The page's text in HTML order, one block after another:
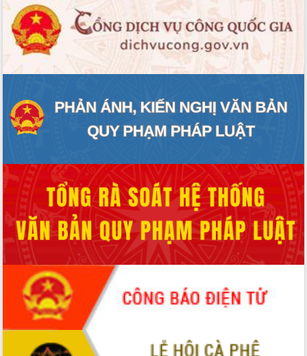
Tăng cường giám sát, đôn đốc thực
hiện nhiệm vụ quản lý tài sản công
hàng tuần
Tháo gỡ những vướng mắc, đẩy mạnh
công tác cải cách thủ tục hành chính
công tỉnh
Đắk Lắk: Tôn vinh 46 giải pháp tại Hội
thi Sáng tạo Kỹ thuật 2024 - 2025
về phát triển nuôi trồng thủy sản
Phó Chủ tịch UBND tỉnh Đắk Lắk
Trương Công Thái kiểm tra thực địa
Dự án cao tốc Khánh Hòa - Buôn Ma
Thuột
Định vị cà phê Việt Nam như một “di
sản sống” trong dòng chảy toàn cầu
Xây dựng nông thôn mới: Nâng cao đời
sống người dân từ những mô hình thiết
thực
Quyết liệt tháo gỡ vướng mắc, đẩy
nhanh tiến độ các dự án trọng điểm
trong Khu kinh tế Nam Phú Yên